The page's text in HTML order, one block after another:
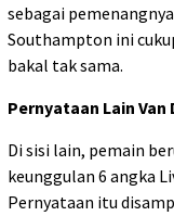
sebagai
Southampton ini
bakal tak sama.
Pernyataan Lain Van
Di sisi lain, pemain
keunggulan 6 angka
Pernyataan itu